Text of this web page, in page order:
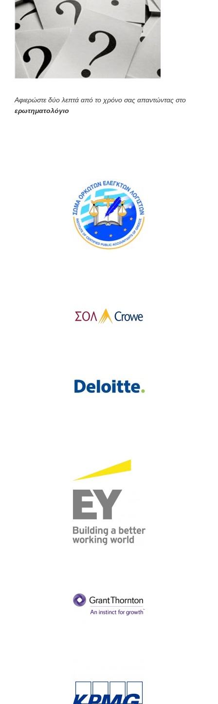
Αφιερώστε δύο λεπτά από το χρόνο σας απαντώντας στο
ερωτηματολόγιο